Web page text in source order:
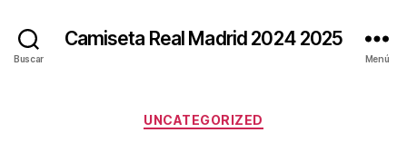
Buscar
Camiseta Real Madrid 2024 2025
Menú
Categorías
UNCATEGORIZED